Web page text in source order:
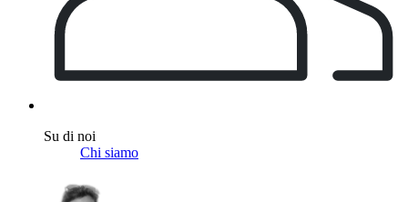
Su di noi
Chi siamo